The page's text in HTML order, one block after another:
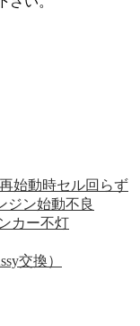
始動時セル回らず
ジン始動不良
カー不灯
交換）